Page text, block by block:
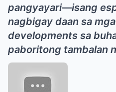
pangyayari—isang
nagbigay daan sa
developments sa
paboritong tambalan